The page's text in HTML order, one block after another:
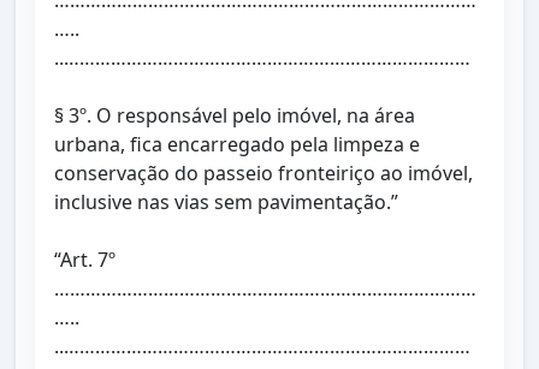
…..
..……………………………………………………………………
§ 3º. O responsável pelo imóvel, na área
urbana, fica encarregado pela limpeza e
conservação do passeio fronteiriço ao imóvel,
inclusive nas vias sem pavimentação.”
“Art. 7º
………………………………………………………………………
…..
..……………………………………………………………………